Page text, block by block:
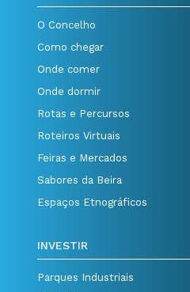
O Concelho
Como chegar
Onde comer
Onde dormir
Rotas e Percursos
Roteiros Virtuais
Feiras e Mercados
Sabores da Beira
Espaços Etnográficos
INVESTIR
Parques Industriais